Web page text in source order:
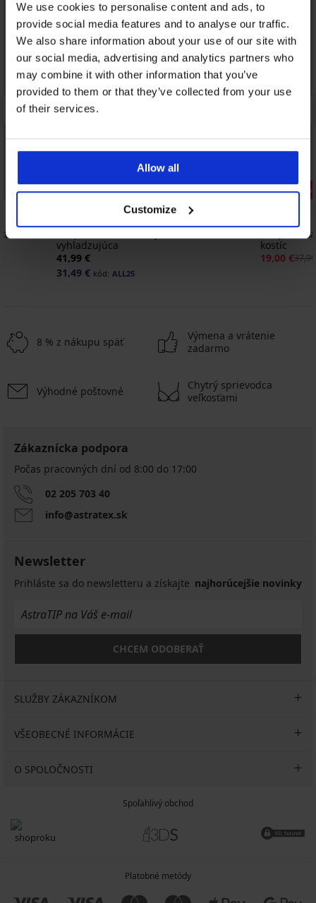
We use cookies to personalise content and ads, to
provide social media features and to analyse our traffic.
We also share information about your use of our site with
our social media, advertising and analytics partners who
may combine it with other information that you’ve
provided to them or that they’ve collected from your use
of their services.
Allow all
Customize
-25% ALL25
vyhladzujúca
41,99 €
31,49 € kód: ALL25
Zľava -50%
kostíc
19,00 €
8 % z nákupu späť
Výmena a vrátenie
zadarmo
Výhodné poštovné
Chytrý sprievodca
veľkosťami
Zákaznícka podpora
Počas pracovných dní od 8:00 do 17:00
02 205 703 40
info@astratex.sk
Newsletter
Prihláste sa do newsletteru a získajte najhorúcejšie novinky
CHCEM ODOBERAŤ
SLUŽBY ZÁKAZNÍKOM
VŠEOBECNÉ INFORMÁCIE
O SPOLOČNOSTI
Spoľahlivý obchod
Platobné metódy